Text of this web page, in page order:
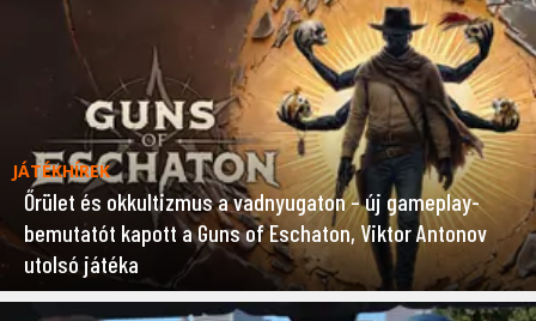
JÁTÉKHÍREK
Őrület és okkultizmus a vadnyugaton – új gameplay-
bemutatót kapott a Guns of Eschaton, Viktor Antonov
utolsó játéka